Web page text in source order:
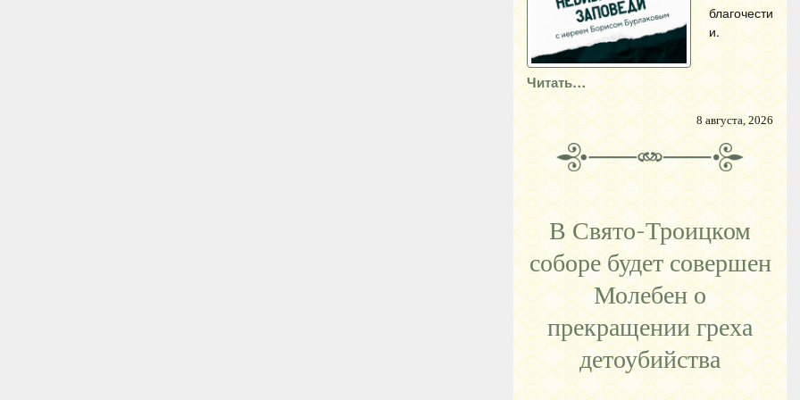
благочести
и.
Читать…
8 августа, 2026
В Свято-Троицком
соборе будет совершен
Молебен о
прекращении греха
детоубийства